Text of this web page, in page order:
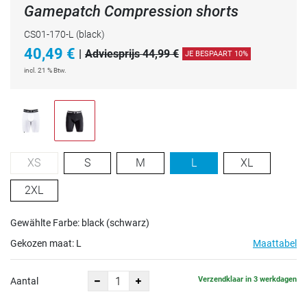
Gamepatch Compression shorts
CS01-170-L (black)
40,49 € | Adviesprijs 44,99 € JE BESPAART 10%
incl. 21 % Btw.
XS S M L XL
2XL
Gewählte Farbe: black (schwarz)
Gekozen maat: L Maattabel
Aantal Verzendklaar in 3 werkdagen